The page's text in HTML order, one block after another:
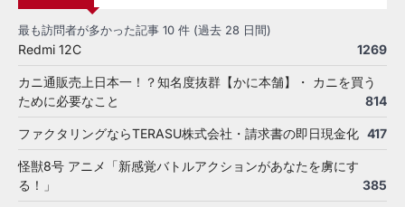
最も訪問者が多かった記事 10 件 (過去 28 日間)
Redmi 12C 1269
カニ通販売上日本一！？知名度抜群【かに本舗】・ カニを買う
ために必要なこと
814
ファクタリングならTERASU株式会社・請求書の即日現金化 417
怪獣8号 アニメ「新感覚バトルアクションがあなたを虜にす
る！」
385